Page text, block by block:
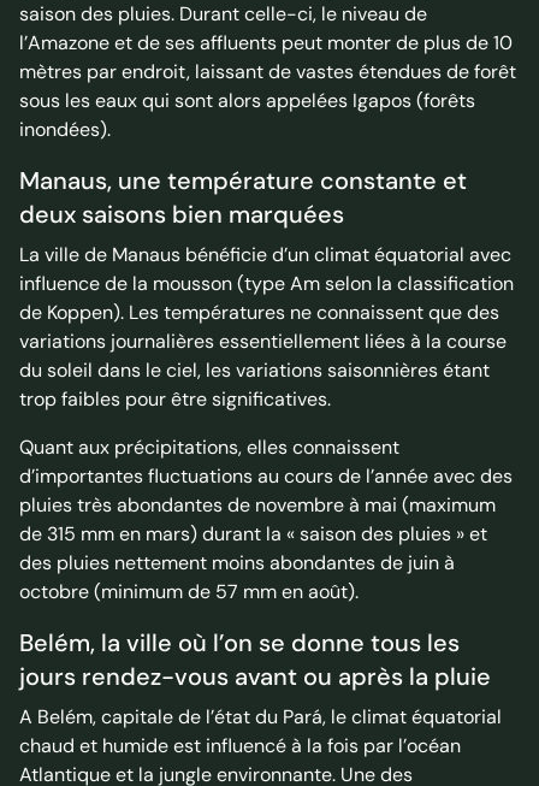
saison des pluies. Durant celle-ci, le niveau de
l’Amazone et de ses affluents peut monter de plus de 10
mètres par endroit, laissant de vastes étendues de forêt
sous les eaux qui sont alors appelées Igapos (forêts
inondées).
Manaus, une température constante et
deux saisons bien marquées
La ville de Manaus bénéficie d’un climat équatorial avec
influence de la mousson (type Am selon la classification
de Koppen). Les températures ne connaissent que des
variations journalières essentiellement liées à la course
du soleil dans le ciel, les variations saisonnières étant
trop faibles pour être significatives.
Quant aux précipitations, elles connaissent
d’importantes fluctuations au cours de l’année avec des
pluies très abondantes de novembre à mai (maximum
de 315 mm en mars) durant la « saison des pluies » et
des pluies nettement moins abondantes de juin à
octobre (minimum de 57 mm en août).
Belém, la ville où l’on se donne tous les
jours rendez-vous avant ou après la pluie
A Belém, capitale de l’état du Pará, le climat équatorial
chaud et humide est influencé à la fois par l’océan
Atlantique et la jungle environnante. Une des